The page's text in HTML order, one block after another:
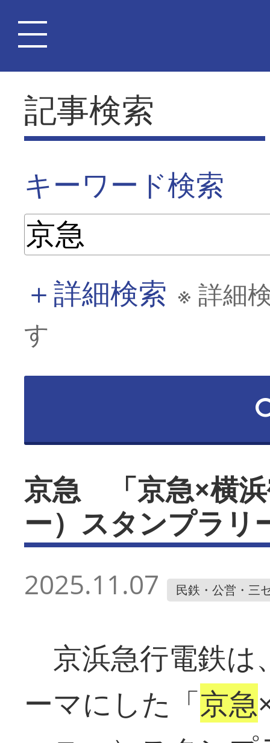
記事検索
キーワード検索
＋詳細検索 ※ 詳細
す
京急 「京急×横
ー）スタンプラリ
2025.11.07 民鉄・公営・三
京浜急行電鉄は
ーマにした「京急